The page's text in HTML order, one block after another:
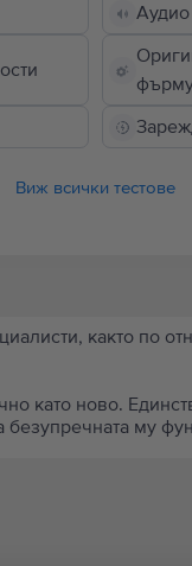
Аудио
Виж всички тестове
както по
като ново.
му